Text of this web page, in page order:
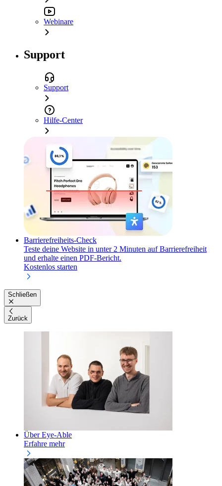
Webinare
Support
Support
Hilfe-Center
Barrierefreiheits-Check
Teste deine Website in unter 2 Minuten auf Barrierefreiheit
und erhalte einen PDF-Bericht.
Kostenlos starten
Schließen
Zurück
Über Eye-Able
Erfahre mehr